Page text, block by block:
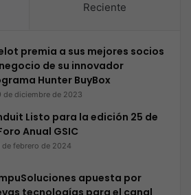
Reciente
premia a sus mejores socios
de su innovador
Hunter BuyBox
de diciembre de 2023
Listo para la edición 25 de
Anual GSIC
de febrero de 2024
apuesta por